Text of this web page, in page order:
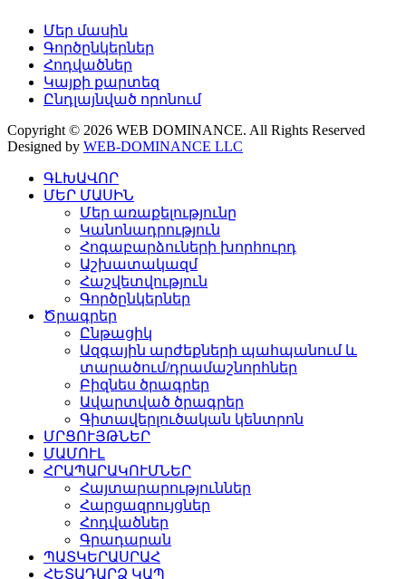
Մեր մասին
Գործընկերներ
Հոդվածներ
Կայքի քարտեզ
Ընդլայնված որոնում
Copyright © 2026 WEB DOMINANCE. All Rights Reserved
Designed by WEB-DOMINANCE LLC
ԳԼԽԱՎՈՐ
ՄԵՐ ՄԱՍԻՆ
Մեր առաքելությունը
Կանոնադրություն
Հոգաբարձուների խորհուրդ
Աշխատակազմ
Հաշվետվություն
Գործընկերներ
Ծրագրեր
Ընթացիկ
Ազգային արժեքների պահպանում և
տարածում/դրամաշնորհներ
Բիզնես ծրագրեր
Ավարտված ծրագրեր
Գիտավերլուծական կենտրոն
ՄՐՑՈՒՅԹՆԵՐ
ՄԱՄՈՒԼ
ՀՐԱՊԱՐԱԿՈՒՄՆԵՐ
Հայտարարություններ
Հարցազրույցներ
Հոդվածներ
Գրադարան
ՊԱՏԿԵՐԱՍՐԱՀ
ՀԵՏԱԴԱՐՁ ԿԱՊ